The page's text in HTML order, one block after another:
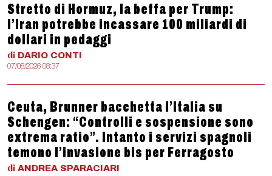
Stretto di Hormuz, la beffa per Trump:
l’Iran potrebbe incassare 100 miliardi di
dollari in pedaggi
di DARIO CONTI
07/08/2026 08:37
Ceuta, Brunner bacchetta l’Italia su
Schengen: “Controlli e sospensione sono
extrema ratio”. Intanto i servizi spagnoli
temono l’invasione bis per Ferragosto
di ANDREA SPARACIARI